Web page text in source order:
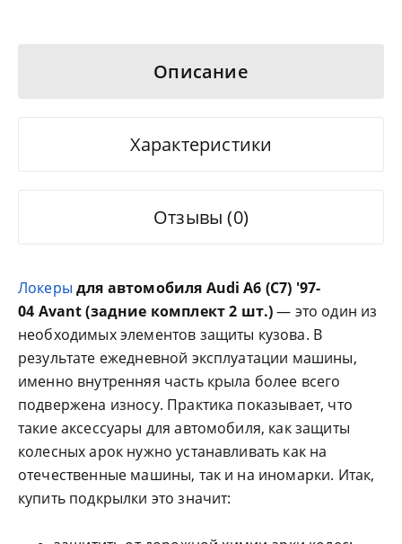
Описание
Характеристики
Отзывы (0)
Локеры для автомобиля Audi A6 (C7) '97-
04 Avant (задние комплект 2 шт.)— это один из
необходимых элементов защиты кузова. В
результате ежедневной эксплуатации машины,
именно внутренняя часть крыла более всего
подвержена износу. Практика показывает, что
такие аксессуары для автомобиля, как защиты
колесных арок нужно устанавливать как на
отечественные машины, так и на иномарки. Итак,
купить подкрылки это значит: